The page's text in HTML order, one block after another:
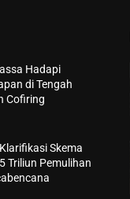
Hadapi
di Tengah
Cofiring
Skema
Triliun Pemulihan